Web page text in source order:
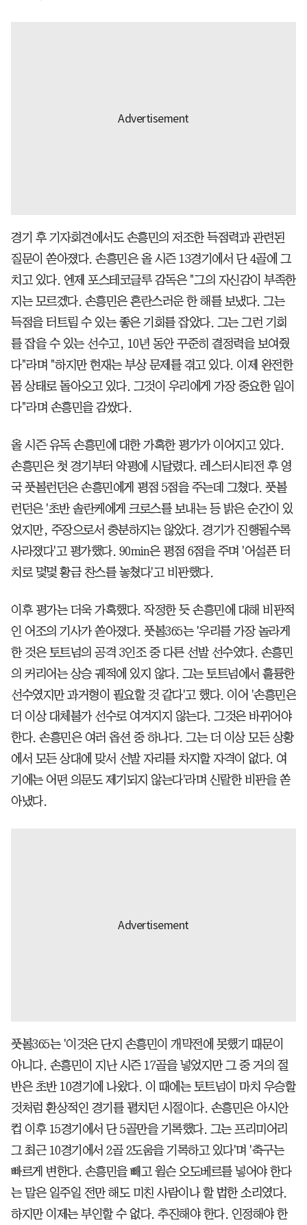
경기 후 기자회견에서도 손흥민의 저조한 득점력과 관련된
질문이 쏟아졌다. 손흥민은 올 시즌 13경기에서 단 4골에 그
치고 있다. 엔제 포스테코글루 감독은 "그의 자신감이 부족한
지는 모르겠다. 손흥민은 혼란스러운 한 해를 보냈다. 그는
득점을 터트릴 수 있는 좋은 기회를 잡았다. 그는 그런 기회
를 잡을 수 있는 선수고, 10년 동안 꾸준히 결정력을 보여줬
다"라며 "하지만 현재는 부상 문제를 겪고 있다. 이제 완전한
몸 상태로 돌아오고 있다. 그것이 우리에게 가장 중요한 일이
다"라며 손흥민을 감쌌다.
올 시즌 유독 손흥민에 대한 가혹한 평가가 이어지고 있다.
손흥민은 첫 경기부터 악평에 시달렸다. 레스터시티전 후 영
국 풋볼런던은 손흥민에게 평점 5점을 주는데 그쳤다. 풋볼
런던은 '초반 솔란케에게 크로스를 보내는 등 밝은 순간이 있
었지만, 주장으로서 충분하지는 않았다. 경기가 진행될수록
사라졌다'고 평가했다. 90min은 평점 6점을 주며 '어설픈 터
치로 몇몇 황금 찬스를 놓쳤다'고 비판했다.
이후 평가는 더욱 가혹했다. 작정한 듯 손흥민에 대해 비판적
인 어조의 기사가 쏟아졌다. 풋볼365는 '우리를 가장 놀라게
한 것은 토트넘의 공격 3인조 중 다른 선발 선수였다. 손흥민
의 커리어는 상승 궤적에 있지 않다. 그는 토트넘에서 훌륭한
선수였지만 과거형이 필요할 것 같다'고 했다. 이어 '손흥민은
더 이상 대체불가 선수로 여겨지지 않는다. 그것은 바뀌어야
한다. 손흥민은 여러 옵션 중 하나다. 그는 더 이상 모든 상황
에서 모든 상대에 맞서 선발 자리를 차지할 자격이 없다. 여
기에는 어떤 의문도 제기되지 않는다'라며 신랄한 비판을 쏟
아냈다.
풋볼365는 '이것은 단지 손흥민이 개막전에 못했기 때문이
아니다. 손흥민이 지난 시즌 17골을 넣었지만 그 중 거의 절
반은 초반 10경기에 나왔다. 이 때에는 토트넘이 마치 우승할
것처럼 환상적인 경기를 펼치던 시절이다. 손흥민은 아시안
컵 이후 15경기에서 단 5골만을 기록했다. 그는 프리미어리
그 최근 10경기에서 2골 2도움을 기록하고 있다'며 '축구는
빠르게 변한다. 손흥민을 빼고 윌슨 오도베르를 넣어야 한다
는 말은 일주일 전만 해도 미친 사람이나 할 법한 소리였다.
하지만 이제는 부인할 수 없다. 추진해야 한다. 인정해야 한